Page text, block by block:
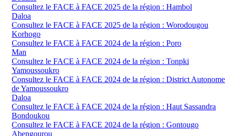
Consultez le FACE à FACE 2025 de la région : Hambol
Daloa
Consultez le FACE à FACE 2025 de la région : Worodougou
Korhogo
Consultez le FACE à FACE 2024 de la région : Poro
Man
Consultez le FACE à FACE 2024 de la région : Tonpki
Yamoussoukro
Consultez le FACE à FACE 2024 de la région : District Autonome
de Yamoussoukro
Daloa
Consultez le FACE à FACE 2024 de la région : Haut Sassandra
Bondoukou
Consultez le FACE à FACE 2024 de la région : Gontougo
Abengourou